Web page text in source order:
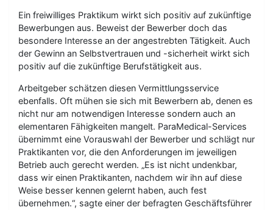
Ein freiwilliges Praktikum wirkt sich positiv auf zukünftige
Bewerbungen aus. Beweist der Bewerber doch das
besondere Interesse an der angestrebten Tätigkeit. Auch
der Gewinn an Selbstvertrauen und -sicherheit wirkt sich
positiv auf die zukünftige Berufstätigkeit aus.
Arbeitgeber schätzen diesen Vermittlungsservice
ebenfalls. Oft mühen sie sich mit Bewerbern ab, denen es
nicht nur am notwendigen Interesse sondern auch an
elementaren Fähigkeiten mangelt. ParaMedical-Services
übernimmt eine Vorauswahl der Bewerber und schlägt nur
Praktikanten vor, die den Anforderungen im jeweiligen
Betrieb auch gerecht werden. „Es ist nicht undenkbar,
dass wir einen Praktikanten, nachdem wir ihn auf diese
Weise besser kennen gelernt haben, auch fest
übernehmen.“, sagte einer der befragten Geschäftsführer